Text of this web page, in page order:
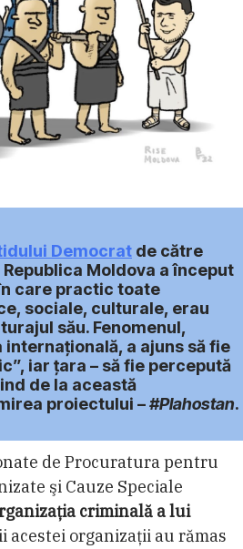
Democrat de către
Moldova a început
care practic toate
sociale, culturale, erau
său. Fenomenul,
a ajuns să fie
iar țara – să fie percepută
de la această
proiectului –#Plahostan.
de Procuratura pentru
şi Cauze Speciale
criminală a lui
acestei organizații au rămas